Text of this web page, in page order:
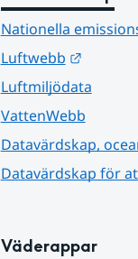
Nationella
Luftwebb
Länk till
Luftmiljödata
VattenWebb
Datavärdskap,
Datavärdskap för
Väderappar